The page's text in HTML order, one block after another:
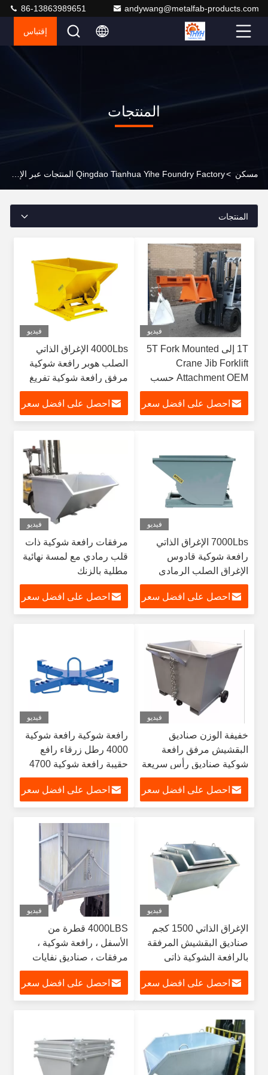
andywang@metalfab-products.com
86-13863989651
إقتباس
المنتجات
مسكن >
المنتجات
فيديو
1T إلى 5T Fork Mounted
Crane Jib Forklift
Attachment OEM حسب
الطلب
احصل على افضل سعر
فيديو
4000Lbs الإغراق الذاتي
الصلب هوبر رافعة شوكية
مرفق رافعة شوكية تفريغ
عربة
احصل على افضل سعر
فيديو
7000Lbs الإغراق الذاتي
رافعة شوكية قادوس
الإغراق الصلب الرمادي
احصل على افضل سعر
فيديو
مرفقات رافعة شوكية ذات
قلب رمادي مع لمسة نهائية
مطلية بالزنك
احصل على افضل سعر
فيديو
خفيفة الوزن صناديق
البقشيش مرفق رافعة
شوكية صناديق رأس سريعة
احصل على افضل سعر
فيديو
رافعة شوكية رافعة شوكية
4000 رطل زرقاء رافع
حقيبة رافعة شوكية 4700
كجم
احصل على افضل سعر
فيديو
الإغراق الذاتي 1500 كجم
صناديق البقشيش المرفقة
بالرافعة الشوكية ذاتي
الإغراق الذاتي
احصل على افضل سعر
فيديو
4000LBS قطرة من
الأسفل ، رافعة شوكية ،
مرفقات ، صناديق نفايات
ذاتي التقليب
احصل على افضل سعر